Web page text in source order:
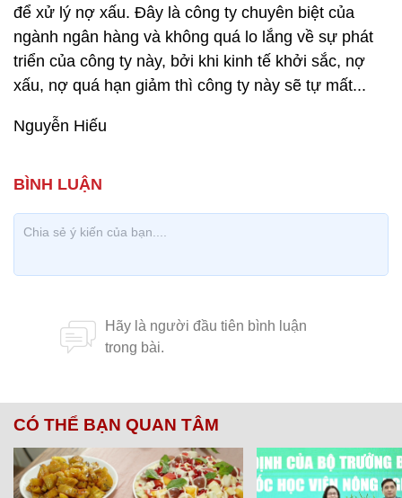
để xử lý nợ xấu. Đây là công ty chuyên biệt của
ngành ngân hàng và không quá lo lắng về sự phát
triển của công ty này, bởi khi kinh tế khởi sắc, nợ
xấu, nợ quá hạn giảm thì công ty này sẽ tự mất...
Nguyễn Hiếu
CÓ THỂ BẠN QUAN TÂM